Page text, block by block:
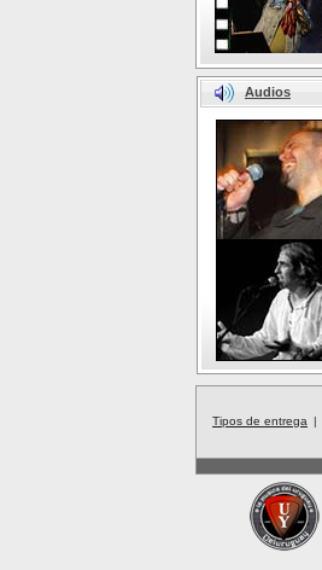
Audios
Tipos de entrega |